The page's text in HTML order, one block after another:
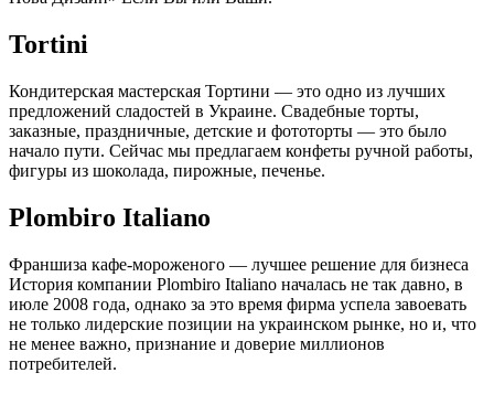
Tortini
Кондитерская мастерская Тортини — это одно из лучших
предложений сладостей в Украине. Свадебные торты,
заказные, праздничные, детские и фототорты — это было
начало пути. Сейчас мы предлагаем конфеты ручной работы,
фигуры из шоколада, пирожные, печенье.
Plombiro Italiano
Франшиза кафе-мороженого — лучшее решение для бизнеса
История компании Plombiro Italiano началась не так давно, в
июле 2008 года, однако за это время фирма успела завоевать
не только лидерские позиции на украинском рынке, но и, что
не менее важно, признание и доверие миллионов
потребителей.